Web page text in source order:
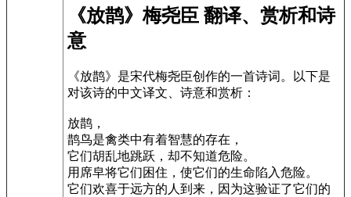
《放鹊》梅尧臣 翻译、赏析和诗
意
《放鹊》是宋代梅尧臣创作的一首诗词。以下是
对该诗的中文译文、诗意和赏析：
放鹊，
鹊鸟是禽类中有着智慧的存在，
它们胡乱地跳跃，却不知道危险。
用席皁将它们困住，使它们的生命陷入危险。
它们欢喜于远方的人到来，因为这验证了它们的